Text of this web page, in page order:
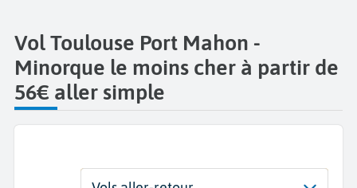
Vol Toulouse Port Mahon -
Minorque le moins cher à partir de
56€ aller simple